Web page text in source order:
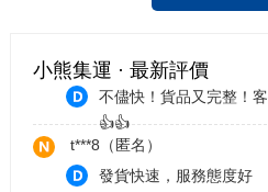
小熊集運 · 最新評價
完美。客服小姊姊好貼
f***3（匿名）
不儘快！貨品又完整！
👍👍
t***8（匿名）
發貨快速，服務態度好